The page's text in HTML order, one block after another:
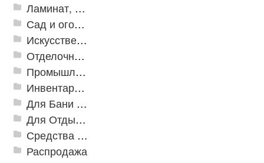
Ламинат, Кварцвиниловая плитка SPC
Сад и огород
Искусственная трава
Отделочные профили
Промышленный текстиль
Инвентарь для клининга
Для Бани и Сауны
Для Отдыха и Пикника
Средства от насекомых и садовых вредителей
Распродажа